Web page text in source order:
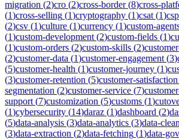
migration (2)cro (2)cross-border(8)cross-
(1)cross-selling (1)cryptography (1)csat (1)
(2)csv (1)culture (1)currency (1)custom-
(1)custom-development (2)custom-fields (1)
(1)custom-orders (2)custom-skills (2)
(2)customer-data (1)customer-engagement (3)
(5)customer-health (1)customer-journey (1)
(3)customer-retention (5)customer-satisfaction
segmentation (2)customer-service (7)
support (7)customization (5)customs (1)
(1)cybersecurity (14)daraz (1)dashboard (2)
(5)data-analysis (3)data-analytics (3)data-
(3)data-extraction (2)data-fetching (1)data-